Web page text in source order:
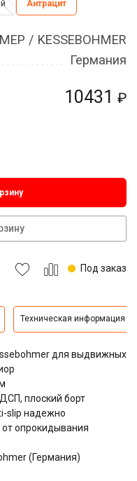
10431 ₽
Антрацит
/ KESSEBOHMER
Германия
Под заказ
Техническая информация
для выдвижных
плоский борт
slip надежно
опрокидывания
(Германия)